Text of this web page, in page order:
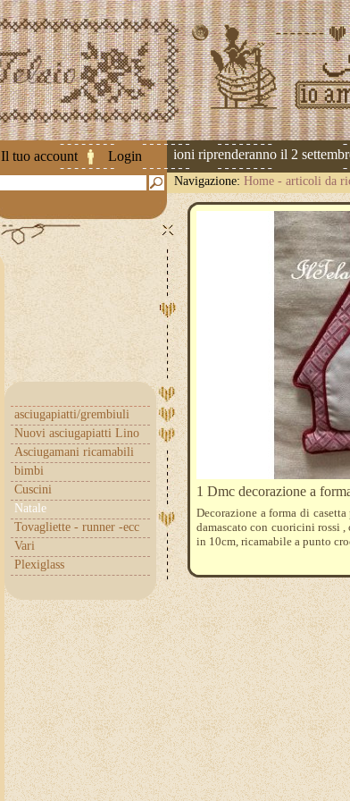
Il tuo account Login
Attenzione ! Le spedizioni riprenderanno il 2 settembre
Navigazione: Home - articoli da
asciugapiatti/grembiuli
Nuovi asciugapiatti Lino
Asciugamani ricamabili
bimbi
Cuscini
Natale
Tovagliette - runner -ecc
Vari
Plexiglass
1 Dmc decorazione a
Decorazione a forma di
damascato con cuoricini rossi
in 10cm, ricamabile a punto